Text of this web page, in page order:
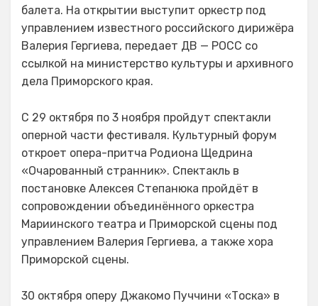
балета. На открытии выступит оркестр под
управлением известного российского дирижёра
Валерия Гергиева, передает ДВ — РОСС со
ссылкой на министерство культуры и архивного
дела Приморского края.
С 29 октября по 3 ноября пройдут спектакли
оперной части фестиваля. Культурный форум
откроет опера-притча Родиона Щедрина
«Очарованный странник». Спектакль в
постановке Алексея Степанюка пройдёт в
сопровождении объединённого оркестра
Мариинского театра и Приморской сцены под
управлением Валерия Гергиева, а также хора
Приморской сцены.
30 октября оперу Джакомо Пуччини «Тоска» в